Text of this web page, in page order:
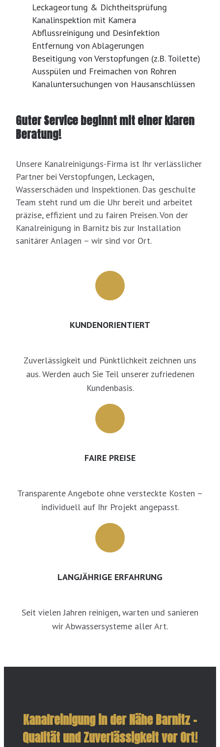
Leckageortung & Dichtheitsprüfung
Kanalinspektion mit Kamera
Abflussreinigung und Desinfektion
Entfernung von Ablagerungen
Beseitigung von Verstopfungen (z.B. Toilette)
Ausspülen und Freimachen von Rohren
Kanaluntersuchungen von Hausanschlüssen
Guter Service beginnt mit einer klaren
Beratung!
Unsere Kanalreinigungs-Firma ist Ihr verlässlicher
Partner bei Verstopfungen, Leckagen,
Wasserschäden und Inspektionen. Das geschulte
Team steht rund um die Uhr bereit und arbeitet
präzise, effizient und zu fairen Preisen. Von der
Kanalreinigung in Barnitz bis zur Installation
sanitärer Anlagen – wir sind vor Ort.
KUNDENORIENTIERT
Zuverlässigkeit und Pünktlichkeit zeichnen uns
aus. Werden auch Sie Teil unserer zufriedenen
Kundenbasis.
FAIRE PREISE
Transparente Angebote ohne versteckte Kosten –
individuell auf Ihr Projekt angepasst.
LANGJÄHRIGE ERFAHRUNG
Seit vielen Jahren reinigen, warten und sanieren
wir Abwassersysteme aller Art.
Kanalreinigung in der Nähe Barnitz –
Qualität und Zuverlässigkeit vor Ort!